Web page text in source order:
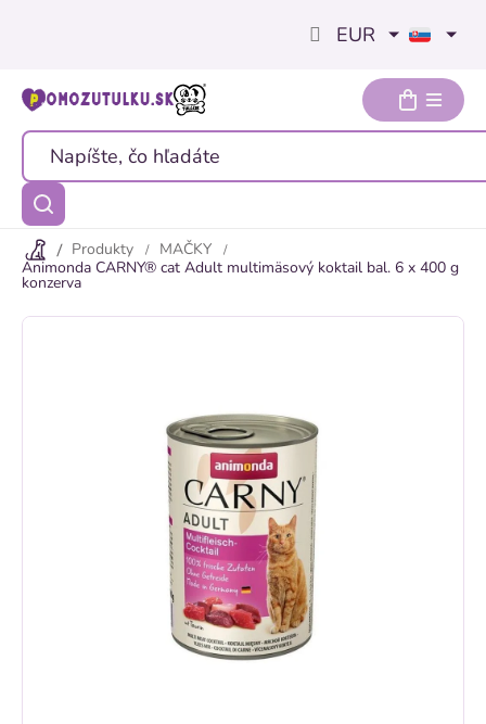
EUR
Produkty
MAČKY
Animonda CARNY® cat Adult multimäsový koktail bal. 6 x 400 g
konzerva